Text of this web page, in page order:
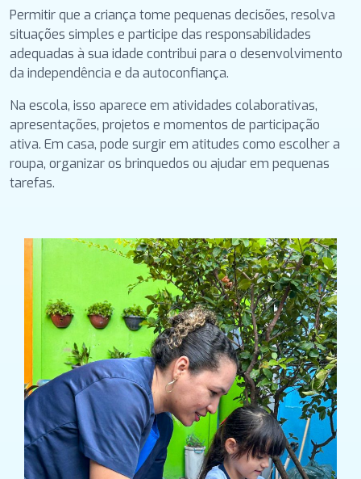
Permitir que a criança tome pequenas decisões, resolva
situações simples e participe das responsabilidades
adequadas à sua idade contribui para o desenvolvimento
da independência e da autoconfiança.
Na escola, isso aparece em atividades colaborativas,
apresentações, projetos e momentos de participação
ativa. Em casa, pode surgir em atitudes como escolher a
roupa, organizar os brinquedos ou ajudar em pequenas
tarefas.